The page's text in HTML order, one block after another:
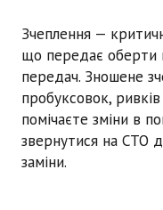
Зчеплення —
що передає оберти
передач. Зношене
пробуксовок,
помічаєте зміни в
звернутися на СТО
заміни.